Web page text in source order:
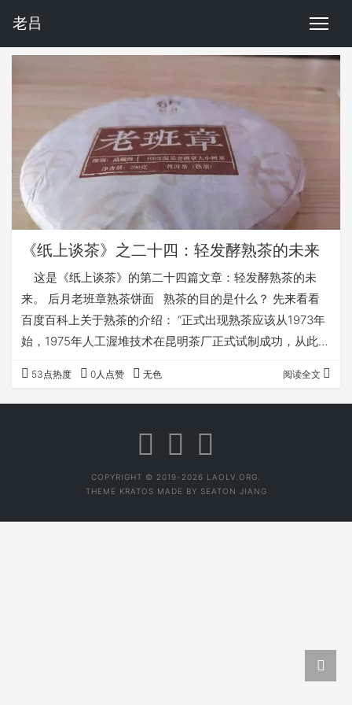
老吕
《纸上谈茶》之二十四：轻发酵熟茶的未来
这是《纸上谈茶》的第二十四篇文章：轻发酵熟茶的未
来。 后月老班章熟茶饼面 熟茶的目的是什么？ 先来看看
百度百科上关于熟茶的介绍： “正式出现熟茶应该从1973年
始，1975年人工渥堆技术在昆明茶厂正式试制成功，从此揭
解决普洱茶自然后发酵时间过长（往往十几数十年）的问
题，所以人工模仿自然发酵的过程以达到快速陈化普洱茶的
53点热度 0人点赞 无色 阅读全文
COPYRIGHT © 2019-2026 LAOLV.ORG.
THEME KRATOS MADE BY SEATON JIANG